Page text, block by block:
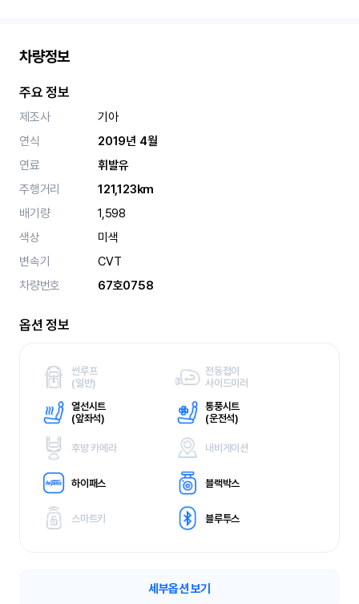
차량정보
주요 정보
제조사
기아
연식
2019년 4월
연료
휘발유
주행거리
121,123km
배기량
1,598
색상
미색
변속기
CVT
차량번호
67호0758
옵션 정보
썬루프
(일반)
전동접이
사이드미러
열선시트
(앞좌석)
통풍시트
(운전석)
후방 카메라 내비게이션
하이패스 블랙박스
스마트키 블루투스
세부옵션 보기